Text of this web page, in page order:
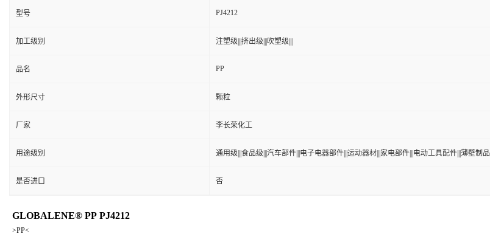
型号 PJ4212
加工级别 注塑级|||挤出级|||吹塑级|||
品名 PP
外形尺寸 颗粒
厂家 李长荣化工
用途级别 通用级|||食品级|||汽车部件|||电子电器部件|||运动器材|||家电部件|||电动工具配件|||薄壁制品|||
是否进口 否
GLOBALENE® PP PJ4212
>PP<